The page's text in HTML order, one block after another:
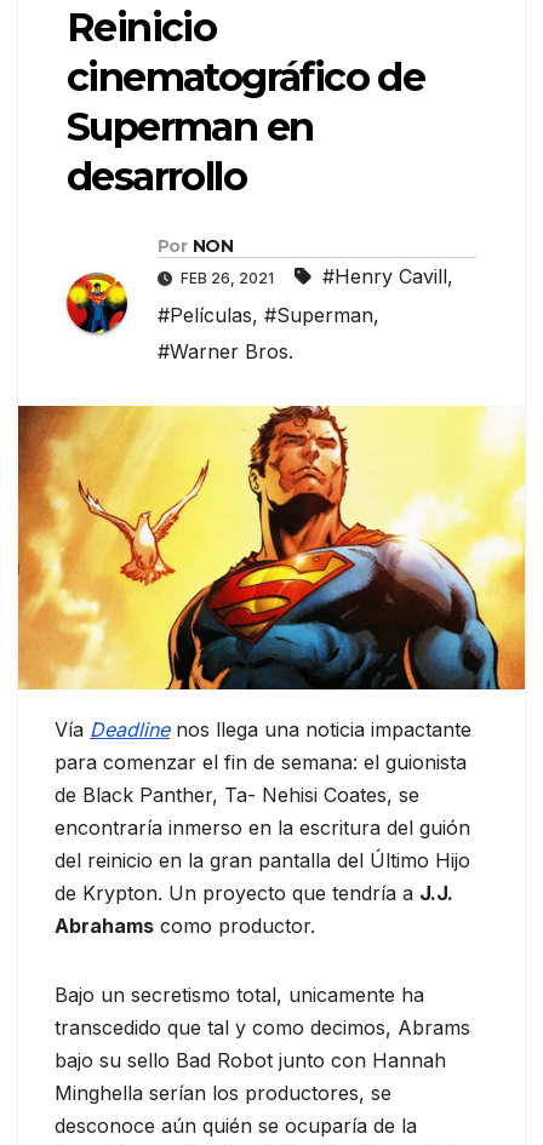
Reinicio
cinematográfico de
Superman en
desarrollo
Por NON
FEB 26, 2021 #Henry Cavill,
#Películas, #Superman,
#Warner Bros.
Vía Deadlinenos llega una noticia impactante
para comenzar el fin de semana: el guionista
de Black Panther, Ta- Nehisi Coates, se
encontraría inmerso en la escritura del guión
del reinicio en la gran pantalla del Último Hijo
de Krypton. Un proyecto que tendría a J.J.
Abrahams como productor.
Bajo un secretismo total, unicamente ha
transcedido que tal y como decimos, Abrams
bajo su sello Bad Robot junto con Hannah
Minghella serían los productores, se
desconoce aún quién se ocuparía de la